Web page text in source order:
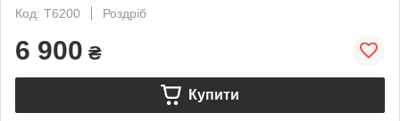
Код: T6200
Роздріб
6 900 ₴
Купити